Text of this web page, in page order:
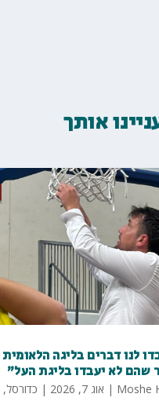
אותך
לנו דברים בליגה
שהם לא יעבדו בליגת העל"
Moshe
| אוג 7, 2026 | כדורסל,